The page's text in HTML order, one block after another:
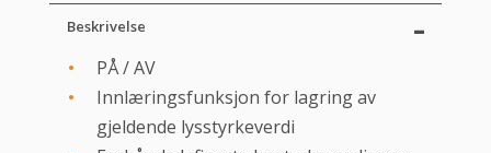
Beskrivelse
PÅ / AV
Innlæringsfunksjon for lagring av
gjeldende lysstyrkeverdi